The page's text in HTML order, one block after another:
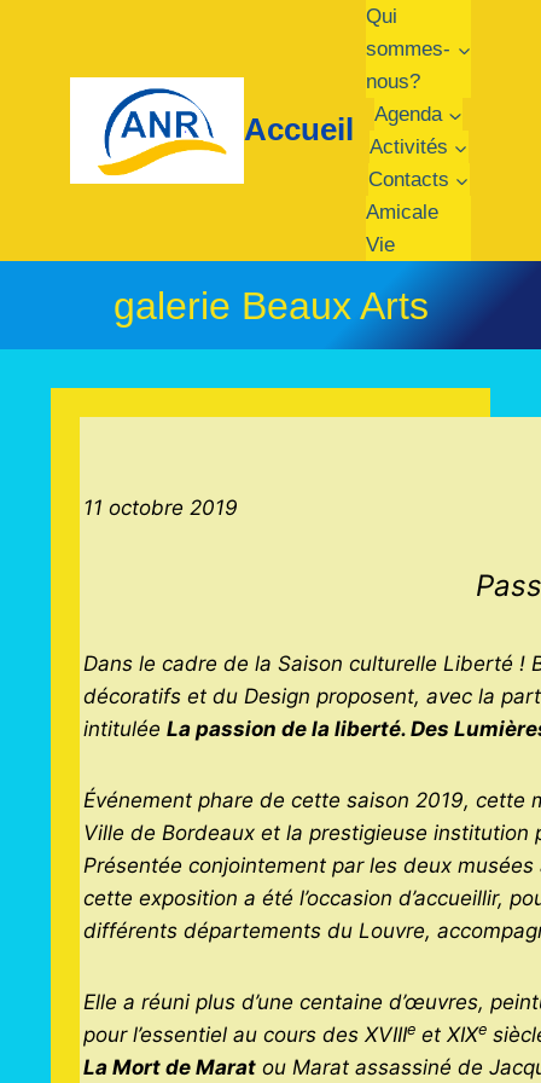
contenu
Accueil
Qui
sommes-
nous?
Agenda
Activités
Contacts
Amicale
Vie
galerie Beaux Arts
11 octobre 2019
Dans le cadre de la Saison culturelle Liberté !
décoratifs et du Design proposent, avec la
intitulée La passion de la liberté. Des
Événement phare de cette saison 2019,
Ville de Bordeaux et la prestigieuse institution
Présentée conjointement par les deux
cette exposition a été l’occasion d’accueillir,
différents départements du Louvre,
Elle a réuni plus d’une centaine d’œuvres,
pour l’essentiel au cours des XVIIIeet XIXe
La Mort de Maratou Marat assassiné de